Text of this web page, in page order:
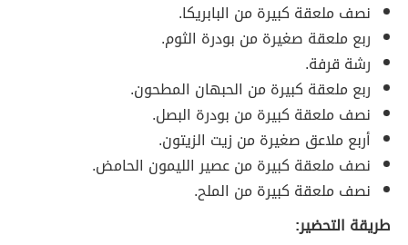
نصف ملعقة كبيرة من البابريكا.
ربع ملعقة صغيرة من بودرة الثوم.
رشة قرفة.
ربع ملعقة كبيرة من الحبهان المطحون.
نصف ملعقة كبيرة من بودرة البصل.
أربع ملاعق صغيرة من زيت الزيتون.
نصف ملعقة كبيرة من عصير الليمون الحامض.
نصف ملعقة كبيرة من الملح.
طريقة التحضير: